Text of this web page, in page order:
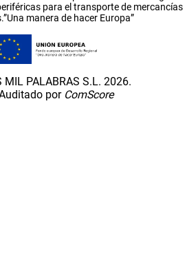
para el transporte de mercancías
manera de hacer Europa”
MIL PALABRAS S.L. 2026.
por ComScore